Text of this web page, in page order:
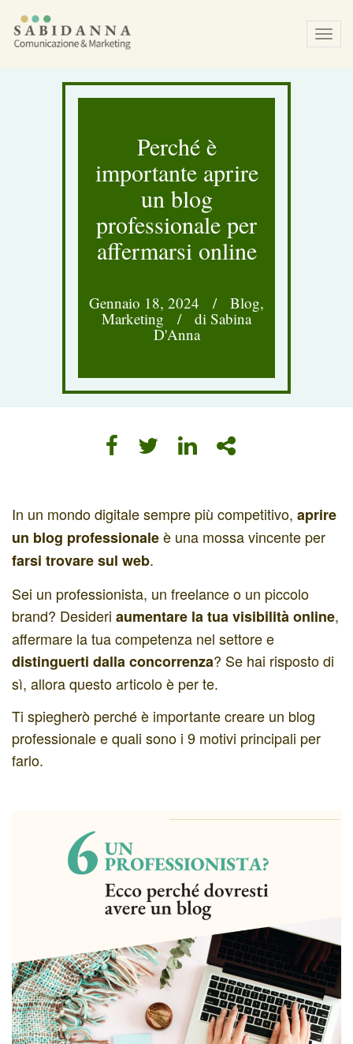
Perché è
importante aprire
un blog
professionale per
affermarsi online
Gennaio 18, 2024 / Blog,
Marketing / di Sabina
D'Anna
In un mondo digitale sempre più competitivo, aprire
un blog professionaleè una mossa vincente per
farsi trovare sul web.
Sei un professionista, un freelance o un piccolo
brand? Desideri aumentare la tua visibilità online,
affermare la tua competenza nel settore e
distinguerti dalla concorrenza? Se hai risposto di
sì, allora questo articolo è per te.
Ti spiegherò perché è importante creare un blog
professionale e quali sono i 9 motivi principali per
farlo.